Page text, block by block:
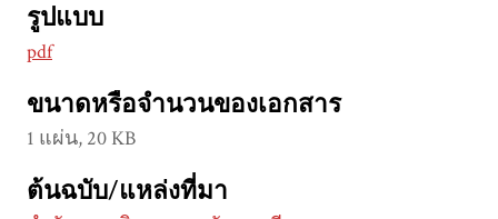
รูปแบบ
pdf
ขนาดหรือจำนวนของเอกสาร
1 แผ่น, 20 KB
ต้นฉบับ/แหล่งที่มา